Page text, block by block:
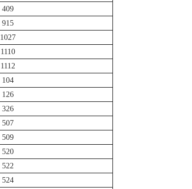
409
915
1027
1110
1112
104
126
326
507
509
520
522
524